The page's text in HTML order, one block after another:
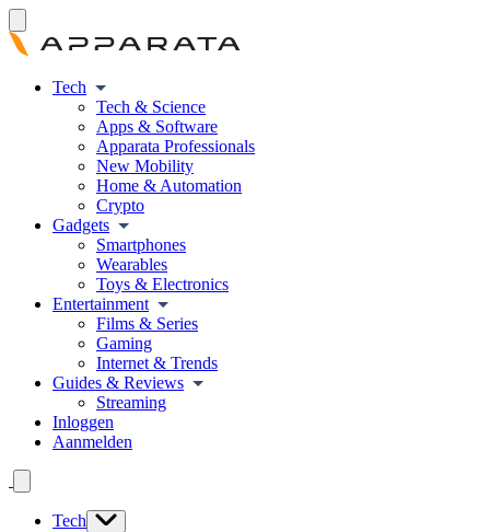
Tech
Tech & Science
Apps & Software
Apparata Professionals
New Mobility
Home & Automation
Crypto
Gadgets
Smartphones
Wearables
Toys & Electronics
Entertainment
Films & Series
Gaming
Internet & Trends
Guides & Reviews
Streaming
Inloggen
Aanmelden
Tech